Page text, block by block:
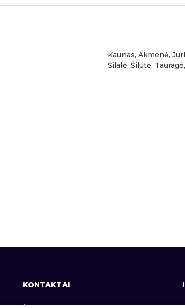
Kaunas, Akmenė,
Šilalė, Šilutė,
KONTAKTAI